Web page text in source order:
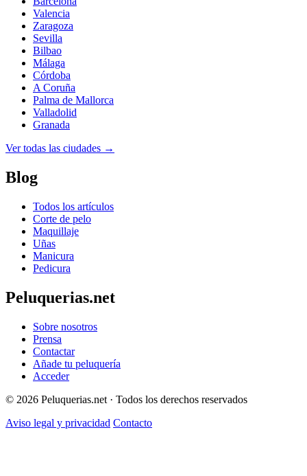
Valencia
Zaragoza
Sevilla
Bilbao
Málaga
Córdoba
A Coruña
Palma de Mallorca
Valladolid
Granada
Ver todas las ciudades →
Blog
Todos los artículos
Corte de pelo
Maquillaje
Uñas
Manicura
Pedicura
Peluquerias.net
Sobre nosotros
Prensa
Contactar
Añade tu peluquería
Acceder
© 2026 Peluquerias.net · Todos los derechos reservados
Aviso legal y privacidad Contacto